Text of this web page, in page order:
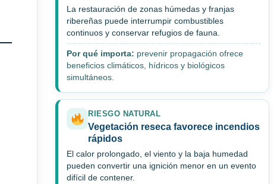
La restauración de zonas húmedas y franjas
ribereñas puede interrumpir combustibles
continuos y conservar refugios de fauna.
Por qué importa: prevenir propagación ofrece
beneficios climáticos, hídricos y biológicos
simultáneos.
RIESGO NATURAL
Vegetación reseca favorece incendios
rápidos
El calor prolongado, el viento y la baja humedad
pueden convertir una ignición menor en un evento
difícil de contener.